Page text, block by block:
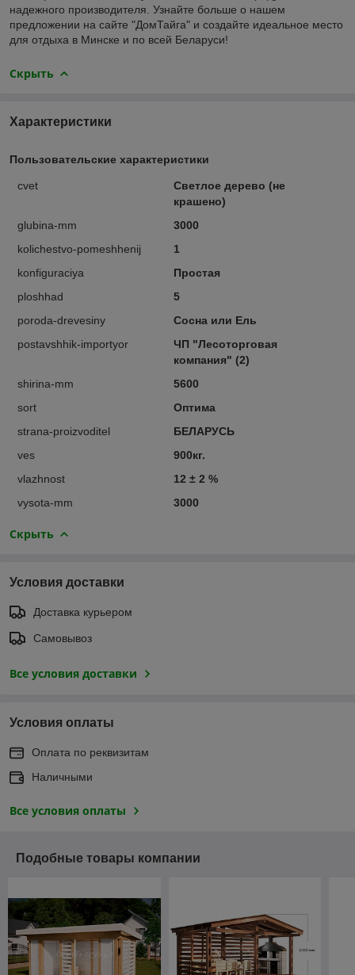
надежного производителя. Узнайте больше о нашем
предложении на сайте "ДомТайга" и создайте идеальное место
для отдыха в Минске и по всей Беларуси!
Скрыть
Характеристики
Пользовательские характеристики
cvet
Светлое дерево (не
крашено)
glubina-mm
3000
kolichestvo-pomeshhenij
1
konfiguraciya
Простая
ploshhad
5
poroda-drevesiny
Сосна или Ель
postavshhik-importyor
ЧП "Лесоторговая
компания" (2)
shirina-mm
5600
sort
Оптима
strana-proizvoditel
БЕЛАРУСЬ
ves
900кг.
vlazhnost
12 ± 2 %
vysota-mm
3000
Скрыть
Условия доставки
Доставка курьером
Самовывоз
Все условия доставки
Условия оплаты
Оплата по реквизитам
Наличными
Все условия оплаты
Подобные товары компании